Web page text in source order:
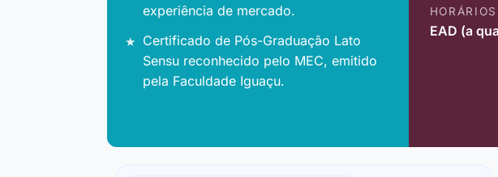
experiência de mercado.
Certificado de Pós-Graduação Lato
Sensu reconhecido pelo MEC, emitido
pela Faculdade Iguaçu.
HORÁRIOS
EAD (a